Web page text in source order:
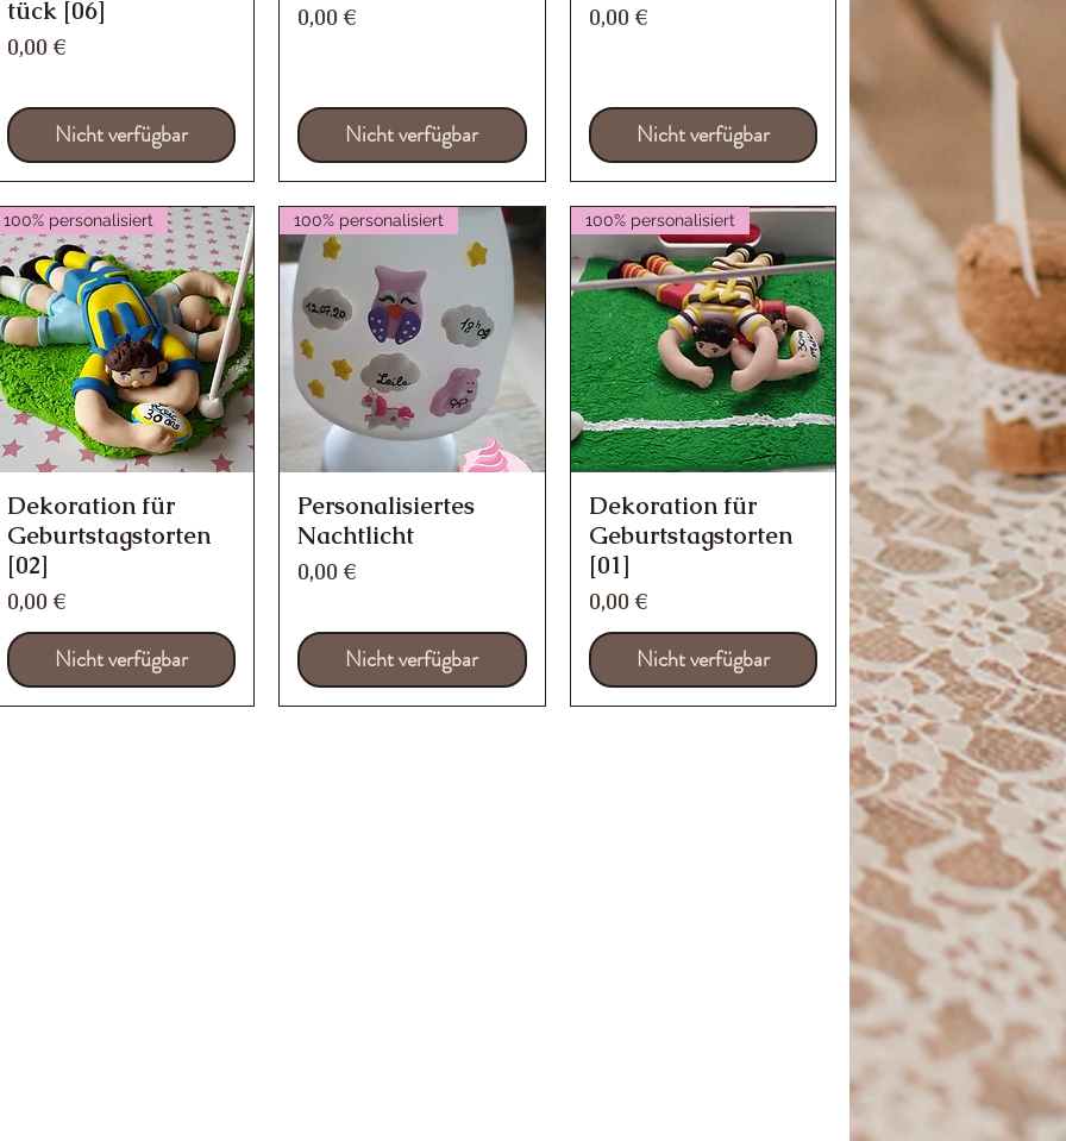
tück [06]
Preis
0,00 €
Nicht verfügbar
Preis
0,00 €
Nicht verfügbar
Preis
0,00 €
Nicht verfügbar
Schnellansicht
100% personalisiert
Dekoration für
Geburtstagstorten
[02]
Preis
0,00 €
Nicht verfügbar
Schnellansicht
100% personalisiert
Personalisiertes
Nachtlicht
Preis
0,00 €
Nicht verfügbar
Schnellansicht
100% personalisiert
Dekoration für
Geburtstagstorten
[01]
Preis
0,00 €
Nicht verfügbar